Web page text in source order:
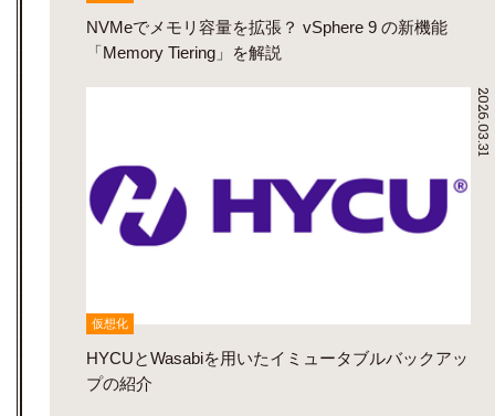
NVMeでメモリ容量を拡張？ vSphere 9 の新機能
「Memory Tiering」を解説
2026.03.31
仮想化
HYCUとWasabiを用いたイミュータブルバックアッ
プの紹介